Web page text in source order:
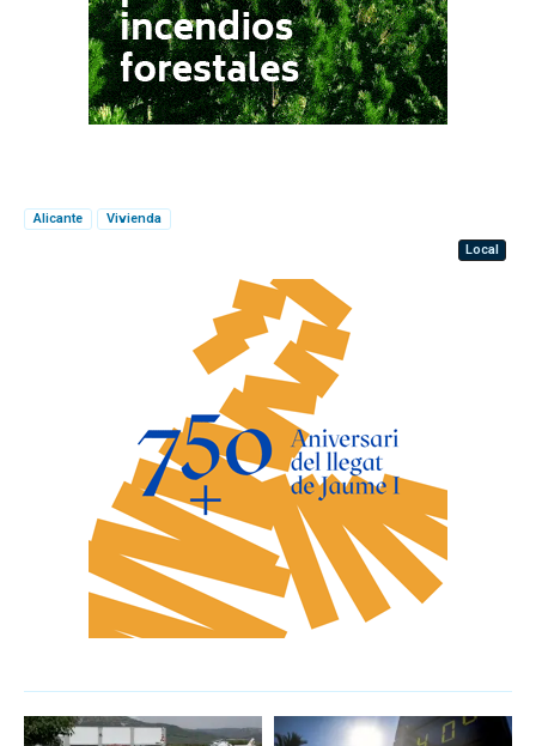
Alicante
Vivienda
Local